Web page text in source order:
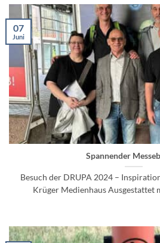
Spannender
Besuch der DRUPA 2024 –
Krüger Medienhaus Ausgestattet
07
Juni